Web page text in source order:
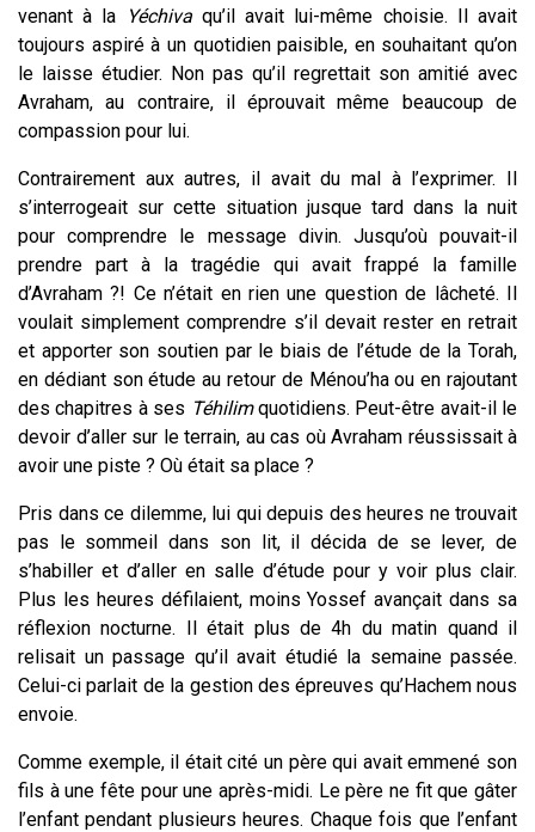
venant à la Yéchivaqu’il avait lui-même choisie. Il avait
toujours aspiré à un quotidien paisible, en souhaitant qu’on
le laisse étudier. Non pas qu’il regrettait son amitié avec
Avraham, au contraire, il éprouvait même beaucoup de
compassion pour lui.
Contrairement aux autres, il avait du mal à l’exprimer. Il
s’interrogeait sur cette situation jusque tard dans la nuit
pour comprendre le message divin. Jusqu’où pouvait-il
prendre part à la tragédie qui avait frappé la famille
d’Avraham ?! Ce n’était en rien une question de lâcheté. Il
voulait simplement comprendre s’il devait rester en retrait
et apporter son soutien par le biais de l’étude de la Torah,
en dédiant son étude au retour de Ménou’ha ou en rajoutant
des chapitres à ses Téhilimquotidiens. Peut-être avait-il le
devoir d’aller sur le terrain, au cas où Avraham réussissait à
avoir une piste ? Où était sa place ?
Pris dans ce dilemme, lui qui depuis des heures ne trouvait
pas le sommeil dans son lit, il décida de se lever, de
s’habiller et d’aller en salle d’étude pour y voir plus clair.
Plus les heures défilaient, moins Yossef avançait dans sa
réflexion nocturne. Il était plus de 4h du matin quand il
relisait un passage qu’il avait étudié la semaine passée.
Celui-ci parlait de la gestion des épreuves qu’Hachem nous
envoie.
Comme exemple, il était cité un père qui avait emmené son
fils à une fête pour une après-midi. Le père ne fit que gâter
l’enfant pendant plusieurs heures. Chaque fois que l’enfant